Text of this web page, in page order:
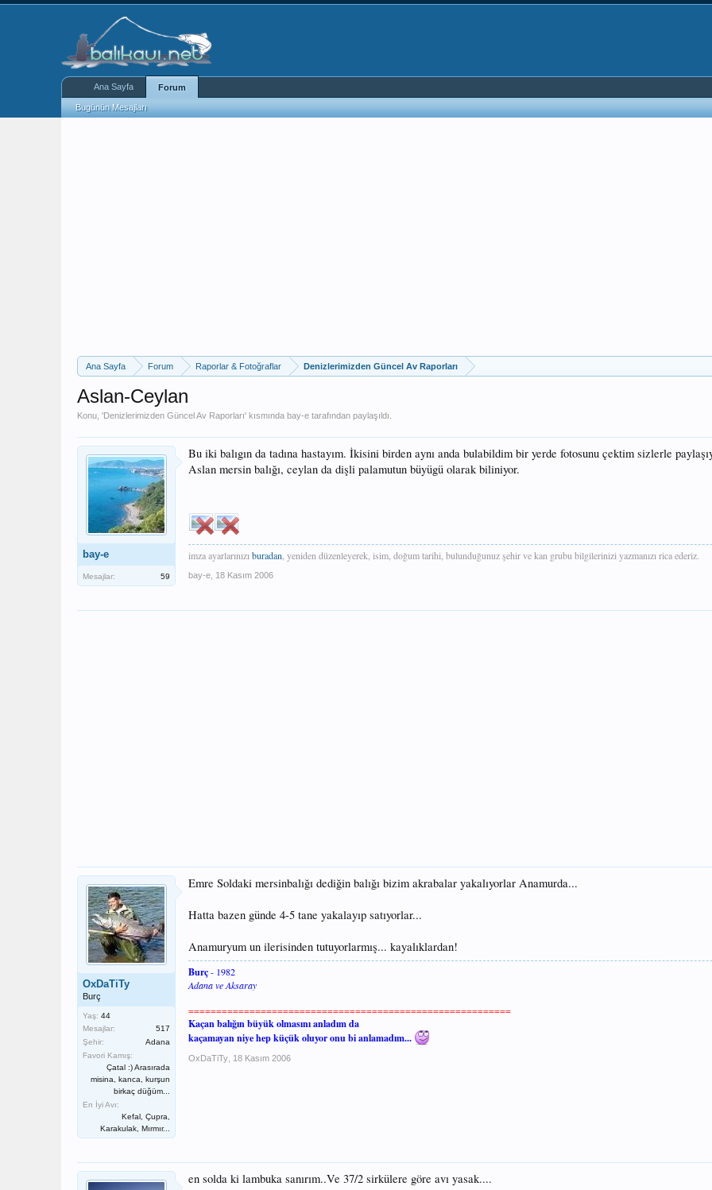
Ana Sayfa Forum Raporlar & Fotoğraflar Denizlerimizden Güncel Av Raporları
Aslan-Ceylan
Konu, 'Denizlerimizden Güncel Av Raporları' kısmında bay-e tarafından paylaşıldı.
bay-e
Mesajlar: 59
Bu iki balıgın da tadına hastayım. İkisini birden aynı anda bulabildim bir yerde fotosunu çektim sizlerle
Aslan mersin balığı, ceylan da dişli palamutun büyügü olarak biliniyor.
imza ayarlarınızı buradan , yeniden düzenleyerek, isim, doğum tarihi, bulunduğunuz şehir ve kan grubu bilgilerinizi yazmanızı rica ederiz.
bay-e 18 Kasım 2006
OxDaTiTy
Burç
Yaş: 44
Mesajlar:
517
Şehir:
Adana
Favori Kamış:
Çatal :) Arasırada
misina, kanca, kurşun
birkaç düğüm...
En İyi Avı:
Kefal, Çupra,
Karakulak, Mırmır...
Emre Soldaki mersinbalığı dediğin balığı bizim akrabalar yakalıyorlar Anamurda...
Hatta bazen günde 4-5 tane yakalayıp satıyorlar...
Anamuryum un ilerisinden tutuyorlarmış... kayalıklardan!
Burç- 1982
Adana ve Aksaray
==========================================================
Kaçan balığın büyük olmasını anladım da
kaçamayan niye hep küçük oluyor onu bi anlamadım...
OxDaTiTy 18 Kasım 2006
en solda ki lambuka sanırım..Ve 37/2 sirkülere göre avı yasak....
Ana Sayfa Forum
Bugünün Mesajları